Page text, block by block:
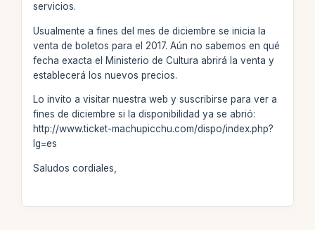
servicios.
Usualmente a fines del mes de diciembre se inicia la
venta de boletos para el 2017. Aún no sabemos en qué
fecha exacta el Ministerio de Cultura abrirá la venta y
establecerá los nuevos precios.
Lo invito a visitar nuestra web y suscribirse para ver a
fines de diciembre si la disponibilidad ya se abrió:
http://www.ticket-machupicchu.com/dispo/index.php?
lg=es
Saludos cordiales,